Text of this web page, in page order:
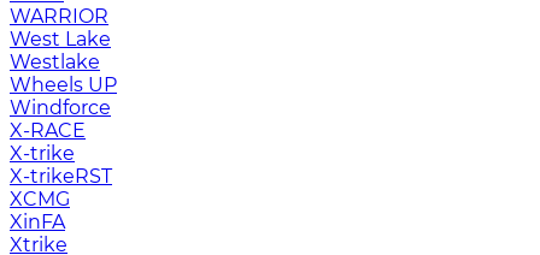
WARRIOR
West Lake
Westlake
Wheels UP
Windforce
X-RACE
X-trike
X-trikeRST
XCMG
XinFA
Xtrike